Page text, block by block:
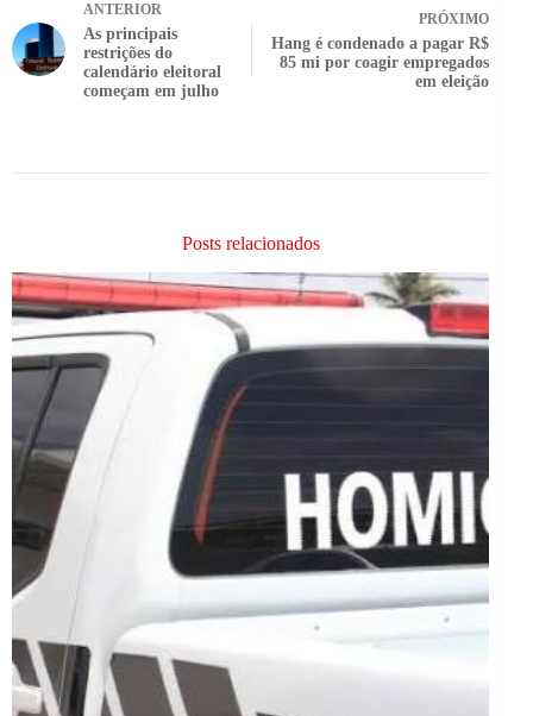
ANTERIOR
As principais
restrições do
calendário eleitoral
começam em julho
PRÓXIMO
Hang é condenado a pagar R$
85 mi por coagir empregados
em eleição
Posts relacionados